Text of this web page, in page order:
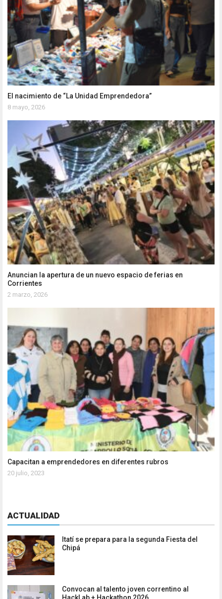
El nacimiento de “La Unidad Emprendedora”
8 mayo, 2026
Anuncian la apertura de un nuevo espacio de ferias en
Corrientes
2 marzo, 2026
Capacitan a emprendedores en diferentes rubros
20 julio, 2023
ACTUALIDAD
Itatí se prepara para la segunda Fiesta del
Chipá
Convocan al talento joven correntino al